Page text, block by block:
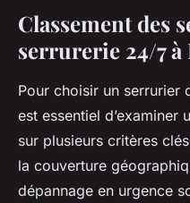
Classement des
serrurerie 24/7
Pour choisir un serrurier
est essentiel d’examiner
sur plusieurs critères
la couverture
dépannage en urgence